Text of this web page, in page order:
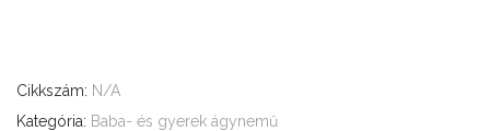
Cikkszám: N/A
Kategória: Baba- és gyerek ágynemű